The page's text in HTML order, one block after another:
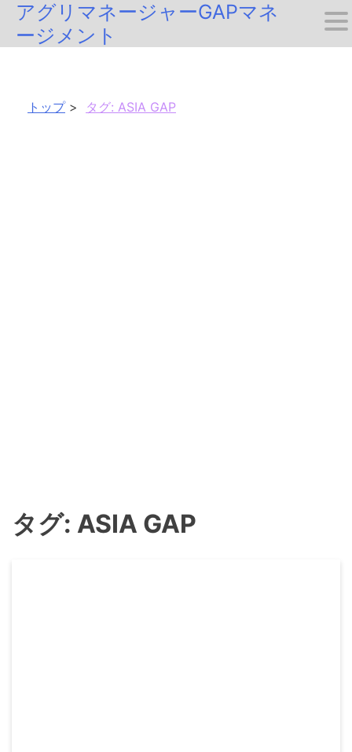
SkipアグリマネージャーGAPマネ
ージメント
トップ タグ: ASIA GAP
タグ: ASIA GAP